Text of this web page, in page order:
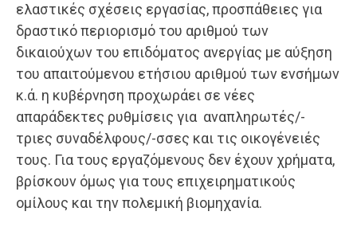
ελαστικές σχέσεις εργασίας, προσπάθειες για
δραστικό περιορισμό του αριθμού των
δικαιούχων του επιδόματος ανεργίας με αύξηση
του απαιτούμενου ετήσιου αριθμού των ενσήμων
κ.ά. η κυβέρνηση προχωράει σε νέες
απαράδεκτες ρυθμίσεις για αναπληρωτές/-
τριες συναδέλφους/-σσες και τις οικογένειές
τους. Για τους εργαζόμενους δεν έχουν χρήματα,
βρίσκουν όμως για τους επιχειρηματικούς
ομίλους και την πολεμική βιομηχανία.